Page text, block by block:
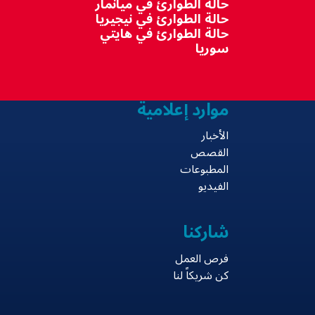
حالة الطوارئ في نيجيريا
حالة الطوارئ في هايتي
سوريا
موارد إعلامية
الأخبار
القصص
المطبوعات
الفيديو
شاركنا
فرص العمل
كن شريكاً لنا